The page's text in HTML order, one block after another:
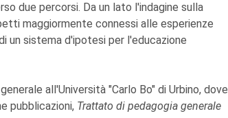
due percorsi. Da un lato l'indagine sulla
maggiormente connessi alle esperienze
un sistema d'ipotesi per l'educazione
all'Università "Carlo Bo" di Urbino, dove
pubblicazioni, Trattato di pedagogia generale